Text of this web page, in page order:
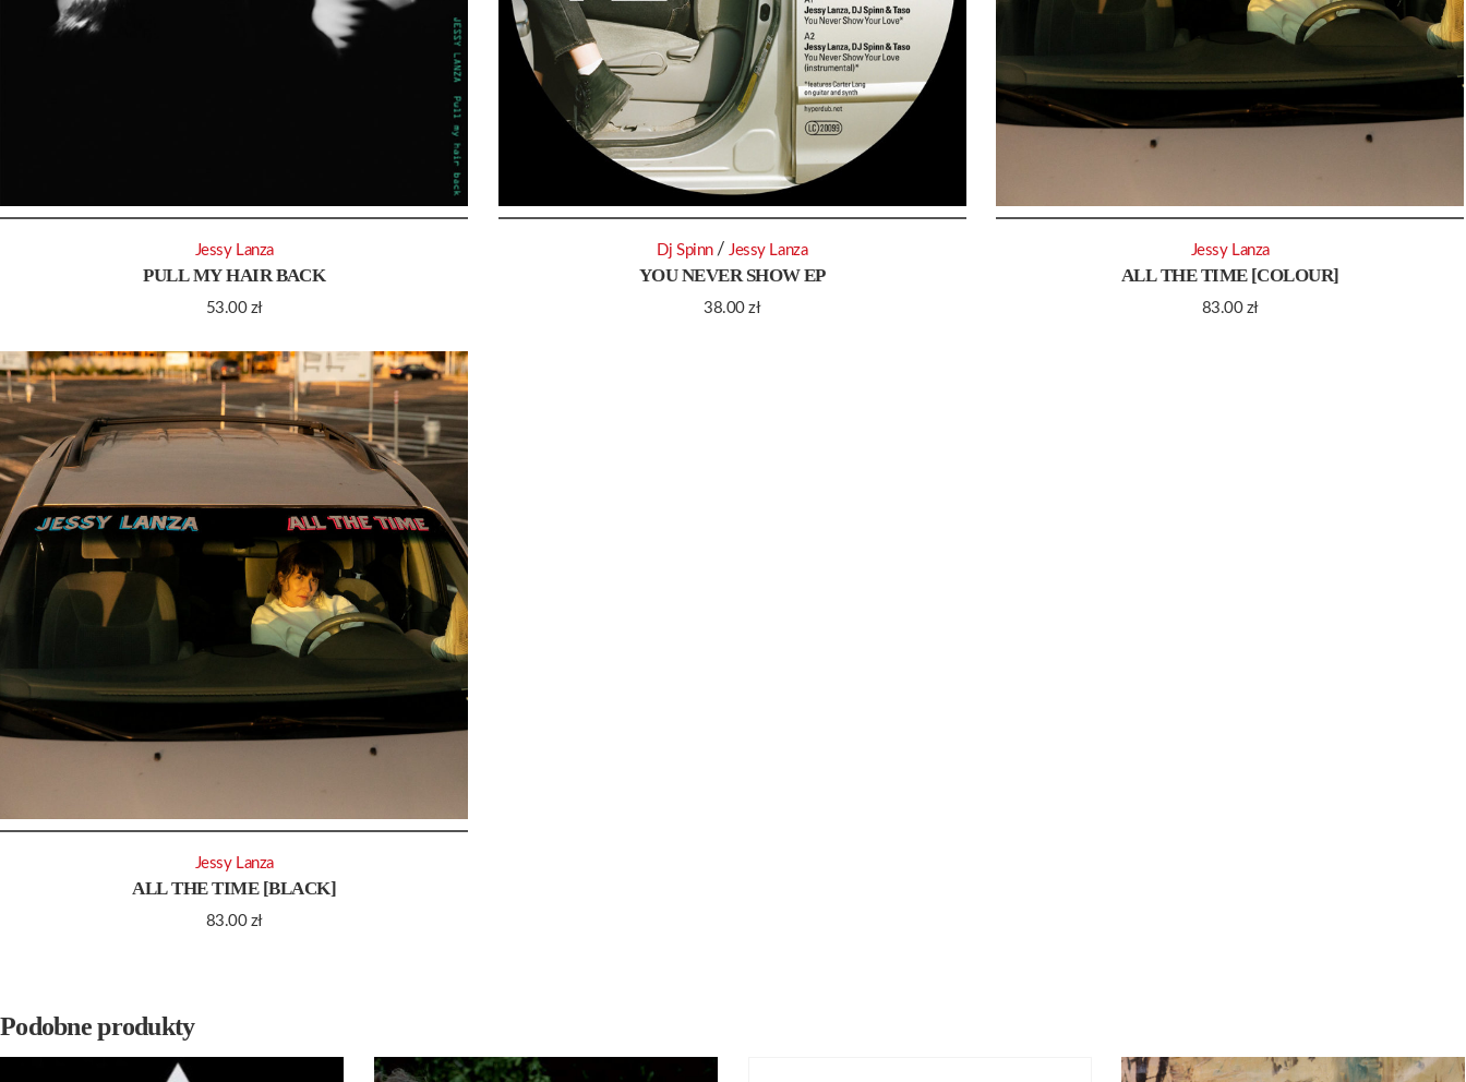
PULL MY HAIR BACK
53.00 zł
Jessy Lanza
YOU NEVER SHOW EP
38.00zł
Dj Spinn / Jessy Lanza
ALL THE TIME [COLOUR]
83.00 zł
Jessy Lanza
ALL THE TIME [BLACK]
83.00 zł
Jessy Lanza
Podobne produkty